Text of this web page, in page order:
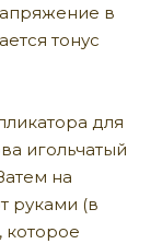
в
тонус
для
игольчатый
на
руками (в
которое